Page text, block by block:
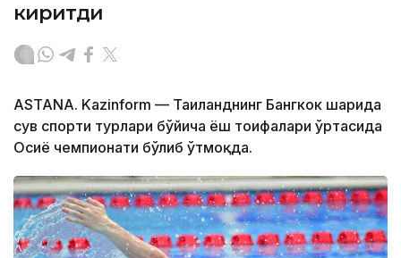
киритди
ASTANA. Kazinform — Таиланднинг Бангкок шаҳрида
сув спорти турлари бўйича ёш тоифалари ўртасида
Осиё чемпионати бўлиб ўтмоқда.